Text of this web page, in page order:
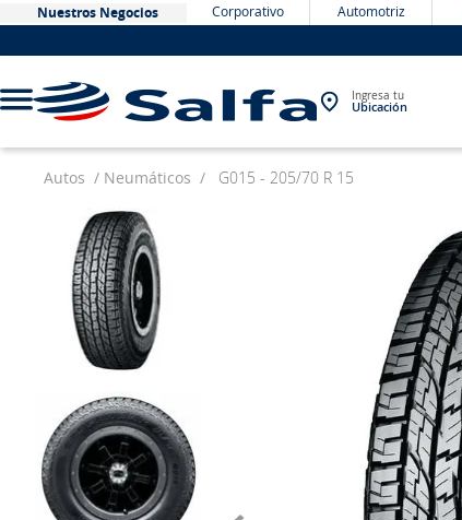
Nuestros Negocios Corporativo Automotriz
Ingresa tu
Ubicación
Autos Neumáticos G015 - 205/70 R 15
TÉRMINOS MÁS BUSCADOS
.
bateria
2.
neumáticos
3.
westlake
yokohama
jockey
6.
215
7
chevrolet
8.
john deere